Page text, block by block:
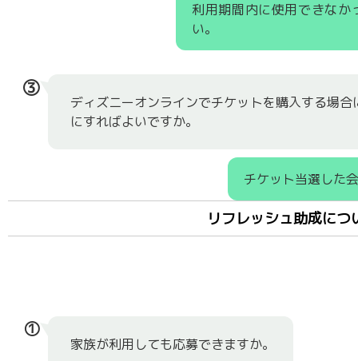
利用期間内に使用できな
い。
③
ディズニーオンラインでチケットを購入する場合
にすればよいですか。
チケット当選した
リフレッシュ助成につ
①
家族が利用しても応募できますか。